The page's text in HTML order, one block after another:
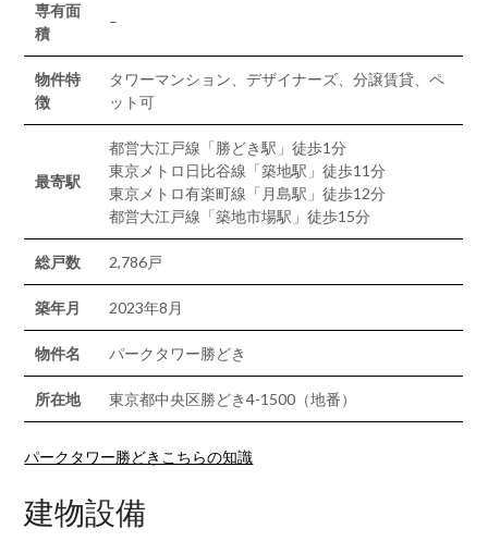
専有面
積
–
物件特
徴
タワーマンション、デザイナーズ、分譲賃貸、ペ
ット可
最寄駅
都営大江戸線「勝どき駅」徒歩1分
東京メトロ日比谷線「築地駅」徒歩11分
東京メトロ有楽町線「月島駅」徒歩12分
都営大江戸線「築地市場駅」徒歩15分
総戸数 2,786戸
築年月 2023年8月
物件名 パークタワー勝どき
所在地 東京都中央区勝どき4-1500（地番）
パークタワー勝どきこちらの知識
建物設備